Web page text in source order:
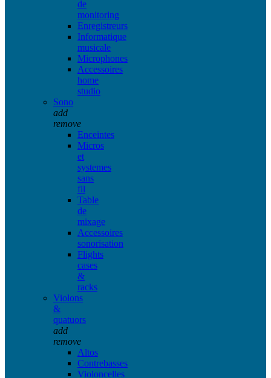
de
monitoring
Enregistreurs
Informatique
musicale
Microphones
Accessoires
home
studio
Sono
add
remove
Enceintes
Micros
et
systemes
sans
fil
Table
de
mixage
Accessoires
sonorisation
Flights
cases
&
racks
Violons
&
quatuors
add
remove
Altos
Contrebasses
Violoncelles